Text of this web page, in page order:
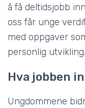
å få deltidsjobb
oss får unge
med oppgaver
personlig utvikling.
Hva jobben
Ungdommene